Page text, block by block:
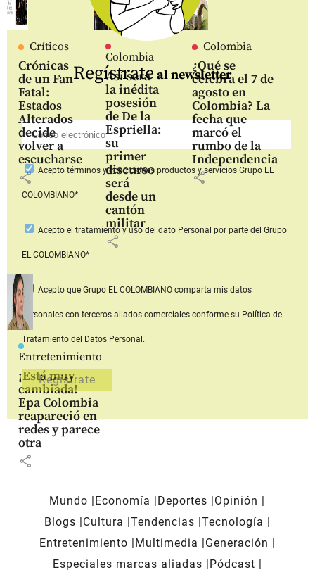
Críticos
Crónicas
de un Fan
Fatal:
Estados
Alterados
decide
volver a
escucharse
share
Colombia
Así será
la inédita
posesión
de De la
Espriella:
su
primer
discurso
será
desde un
cantón
militar
share
Colombia
¿Qué se
celebra el 7 de
agosto en
Colombia? La
fecha que
marcó el
rumbo de la
Independencia
share
Entretenimiento
¡Está muy
cambiada!
Epa Colombia
reapareció en
redes y parece
otra
share
Regístrate al newsletter
Aceptotérminos y condiciones productos y serviciosGrupo EL
COLOMBIANO*
Acepto el tratamiento y uso del dato Personal por parte del Grupo
EL COLOMBIANO*
Acepto que Grupo EL COLOMBIANOcomparta mis datos
personales con terceros aliados comerciales conforme su Política de
Tratamiento del Datos Personal.
Mundo Economía Deportes
Opinión
Blogs
Cultura Tendencias Tecnología
Entretenimiento
Multimedia
Generación
Especiales marcas aliadas
Pódcast